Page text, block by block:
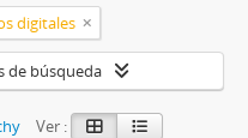
digitales
de búsqueda
Ver :